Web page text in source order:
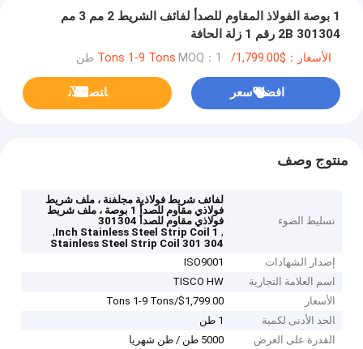
1 بوصة الفولاذ المقاوم للصدأ لفائف الشريط 2 مم 3 مم
301304 2B رقم 1 زلة الحافة
الأسعار：$1,799.00/Tons 1-9 Tons MOQ：1 طن
افضل سعر ﺎﺘﺼﻟ ﺍﻶﻧ
منتوج وصف
تسليط الضوء
لفائف شريط فولاذية مجلفنة ، ملف شريط
فولاذي مقاوم للصدأ 1 بوصة ، ملف شريط
فولاذي مقاوم للصدأ 301304
,
1 Inch Stainless Steel Strip Coil
,
Stainless Steel Strip Coil 301 304
إصدار الشهادات
ISO9001
اسم العلامة التجارية
TISCO HW
الأسعار
$1,799.00/Tons 1-9 Tons
الحد الأدنى لكمية
1 طن
القدرة على العرض
5000 طن / طن شهريا